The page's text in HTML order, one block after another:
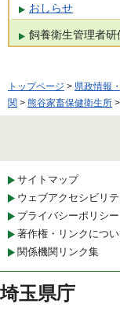
おしらせ
飼養衛生管理者研
トップページ > 県政情報
関 > 熊谷家畜保健衛生所
サイトマップ
ウェブアクセシビリテ
プライバシーポリシ
著作権・リンクにつ
関係機関リンク集
埼玉県庁